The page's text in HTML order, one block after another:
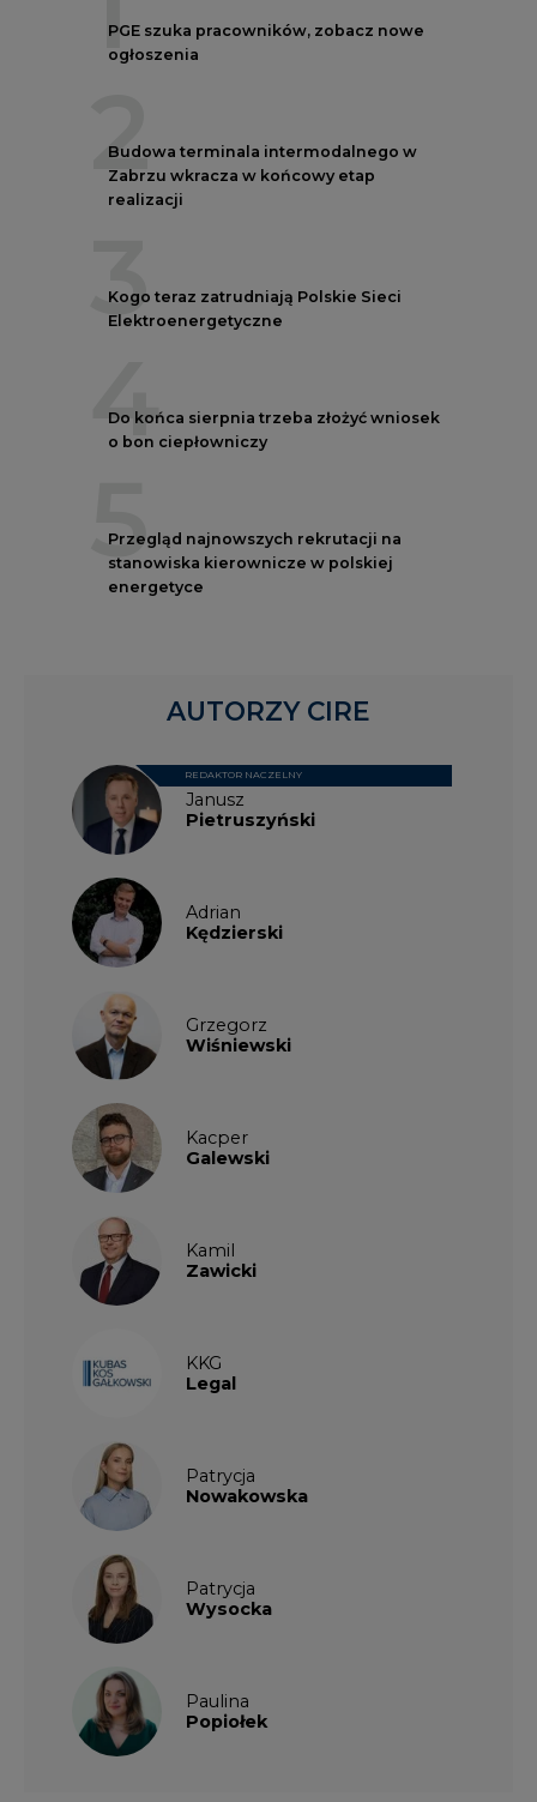
PGE szuka pracowników, zobacz nowe
ogłoszenia
2
Budowa terminala intermodalnego w
Zabrzu wkracza w końcowy etap
realizacji
3
Kogo teraz zatrudniają Polskie Sieci
Elektroenergetyczne
4
Do końca sierpnia trzeba złożyć wniosek
o bon ciepłowniczy
5
Przegląd najnowszych rekrutacji na
stanowiska kierownicze w polskiej
energetyce
Janusz
Pietruszyński
REDAKTOR NACZELNY
Adrian
Kędzierski
Grzegorz
Wiśniewski
Kacper
Galewski
Kamil
Zawicki
KKG
Legal
Patrycja
Nowakowska
Patrycja
Wysocka
Paulina
Popiołek
AUTORZY CIRE